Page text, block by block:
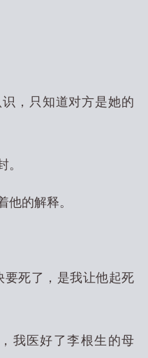
，只知道对方是她的
。
他的解释。
要死了，是我让他起死
我医好了李根生的母